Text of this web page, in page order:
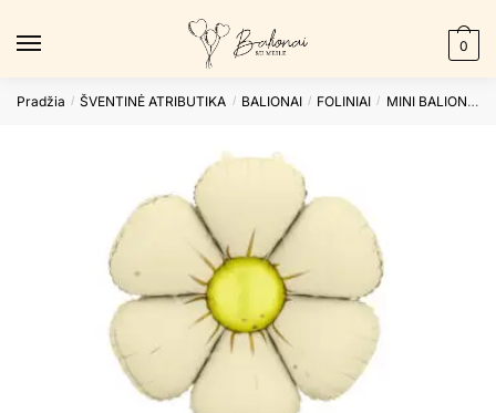
0
Pradžia / ŠVENTINĖ ATRIBUTIKA / BALIONAI / FOLINIAI / MINI BALIONAI